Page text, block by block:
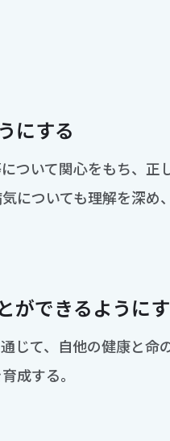
にする
ついて関心をもち、正
についても理解を深め
ができるように
じて、自他の健康と命
成する。